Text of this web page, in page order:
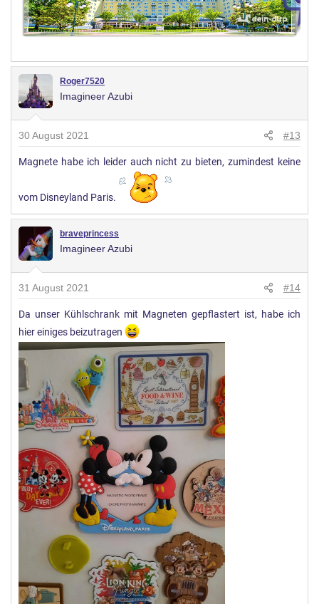
Roger7520
Imagineer Azubi
30 August 2021 #13
Magnete habe ich leider auch nicht zu bieten, zumindest keine
vom Disneyland Paris.
braveprincess
Imagineer Azubi
31 August 2021 #14
Da unser Kühlschrank mit Magneten gepflastert ist, habe ich
hier einiges beizutragen